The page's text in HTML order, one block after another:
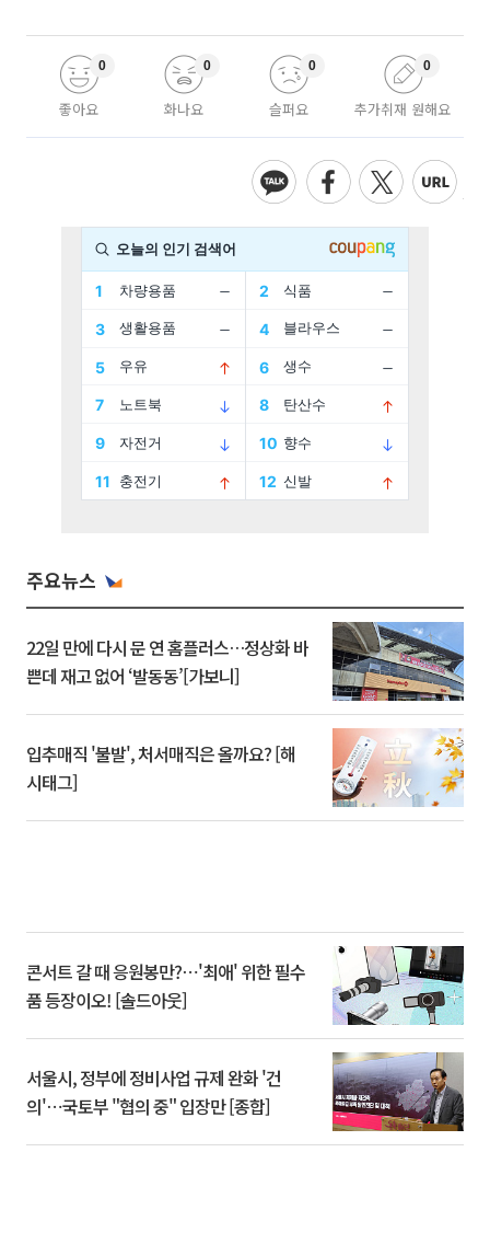
좋아요
0
화나요
0
슬퍼요
0
추가취재 원해요
0
주요뉴스
22일 만에 다시 문 연 홈플러스…정상화 바
쁜데 재고 없어 ‘발동동’[가보니]
입추매직 '불발', 처서매직은 올까요? [해
시태그]
콘서트 갈 때 응원봉만?⋯'최애' 위한 필수
품 등장이오! [솔드아웃]
서울시, 정부에 정비사업 규제 완화 '건
의'⋯국토부 "협의 중" 입장만 [종합]